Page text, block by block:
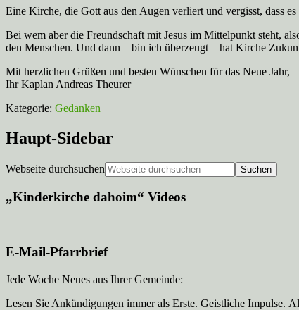
Eine Kirche, die Gott aus den Augen verliert und vergisst, dass
Bei wem aber die Freundschaft mit Jesus im Mittelpunkt steht,
den Menschen. Und dann – bin ich überzeugt – hat Kirche
Mit herzlichen Grüßen und besten Wünschen für das Neue Jahr,
Ihr Kaplan Andreas Theurer
Kategorie: Gedanken
Haupt-Sidebar
Webseite durchsuchen
„Kinderkirche dahoim“ Videos
E-Mail-Pfarrbrief
Jede Woche Neues aus Ihrer Gemeinde:
Lesen Sie Ankündigungen immer als Erste. Geistliche Impulse.